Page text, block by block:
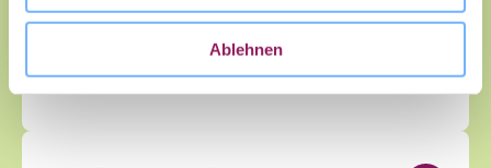
Ablehnen
ZUM COMMUNITY-
WORKSPACE